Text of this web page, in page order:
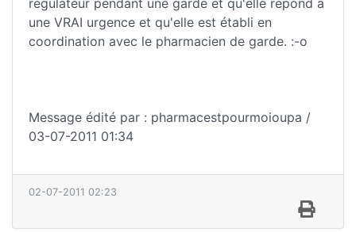
régulateur pendant une garde et qu'elle répond a
une VRAI urgence et qu'elle est établi en
coordination avec le pharmacien de garde. :-o
Message édité par : pharmacestpourmoioupa /
03-07-2011 01:34
02-07-2011 02:23